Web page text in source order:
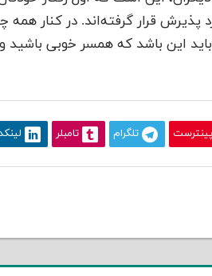
قرار گرفته‌اند. در کنار همه
باید این باشد که همسر خوبی باشید
پینترست تلگرام تامبلر